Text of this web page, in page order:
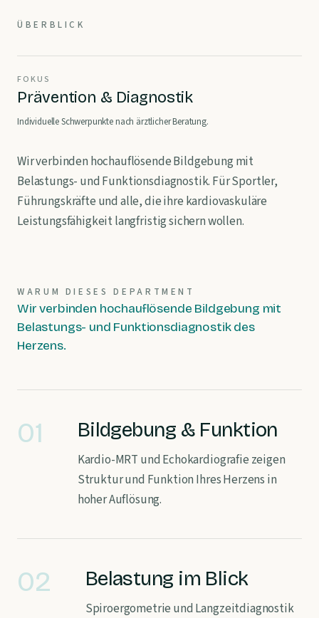
ÜBERBLICK
FOKUS
Prävention & Diagnostik
Individuelle Schwerpunkte nach ärztlicher Beratung.
Wir verbinden hochauflösende Bildgebung mit
Belastungs- und Funktionsdiagnostik. Für Sportler,
Führungskräfte und alle, die ihre kardiovaskuläre
Leistungsfähigkeit langfristig sichern wollen.
WARUM DIESES DEPARTMENT
Wir verbinden hochauflösende Bildgebung mit
Belastungs- und Funktionsdiagnostik des
Herzens.
01 Bildgebung & Funktion
Kardio-MRT und Echokardiografie zeigen
Struktur und Funktion Ihres Herzens in
hoher Auflösung.
02 Belastung im Blick
Spiroergometrie und Langzeitdiagnostik